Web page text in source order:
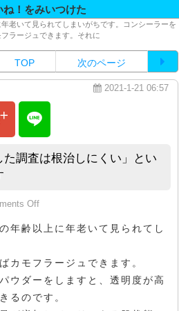
ね！をみいつけた
老いて見られてしまいがちです。コンシーラーを
ラージュできます。それに
TOP 次のページ
2021-1-21 06:57
た調査は根治しにくい」とい
Offon 「成人してから出現した調査
年齢以上に年老いて見られてし
カモフラージュできます。
ウダーをしますと、透明度が高
るのです。